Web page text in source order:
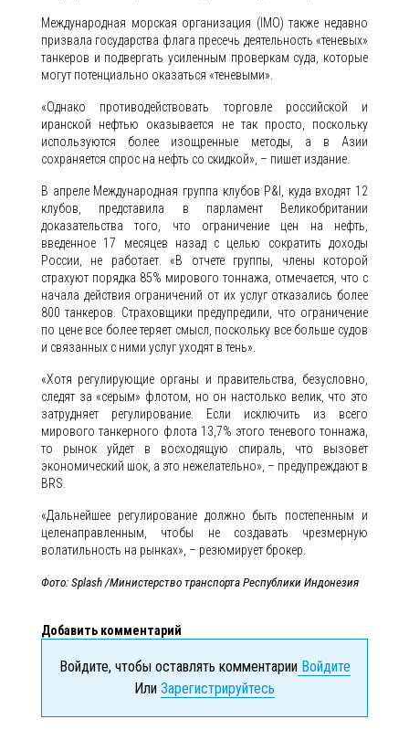
Международная морская организация (IMO) также недавно
призвала государства флага пресечь деятельность «теневых»
танкеров и подвергать усиленным проверкам суда, которые
могут потенциально оказаться «теневыми».
«Однако противодействовать торговле российской и
иранской нефтью оказывается не так просто, поскольку
используются более изощренные методы, а в Азии
сохраняется спрос на нефть со скидкой», – пишет издание.
В апреле Международная группа клубов P&I, куда входят 12
клубов, представила в парламент Великобритании
доказательства того, что ограничение цен на нефть,
введенное 17 месяцев назад с целью сократить доходы
России, не работает. «В отчете группы, члены которой
страхуют порядка 85% мирового тоннажа, отмечается, что с
начала действия ограничений от их услуг отказались более
800 танкеров. Страховщики предупредили, что ограничение
по цене все более теряет смысл, поскольку все больше судов
и связанных с ними услуг уходят в тень».
«Хотя регулирующие органы и правительства, безусловно,
следят за «серым» флотом, но он настолько велик, что это
затрудняет регулирование. Если исключить из всего
мирового танкерного флота 13,7% этого теневого тоннажа,
то рынок уйдет в восходящую спираль, что вызовет
экономический шок, а это нежелательно», – предупреждают в
BRS.
«Дальнейшее регулирование должно быть постепенным и
целенаправленным, чтобы не создавать чрезмерную
волатильность на рынках», – резюмирует брокер.
Фото: Splash /Министерство транспорта Республики Индонезия
Добавить комментарий
Войдите, чтобы оставлять комментарииВойдите
Или Зарегистрируйтесь